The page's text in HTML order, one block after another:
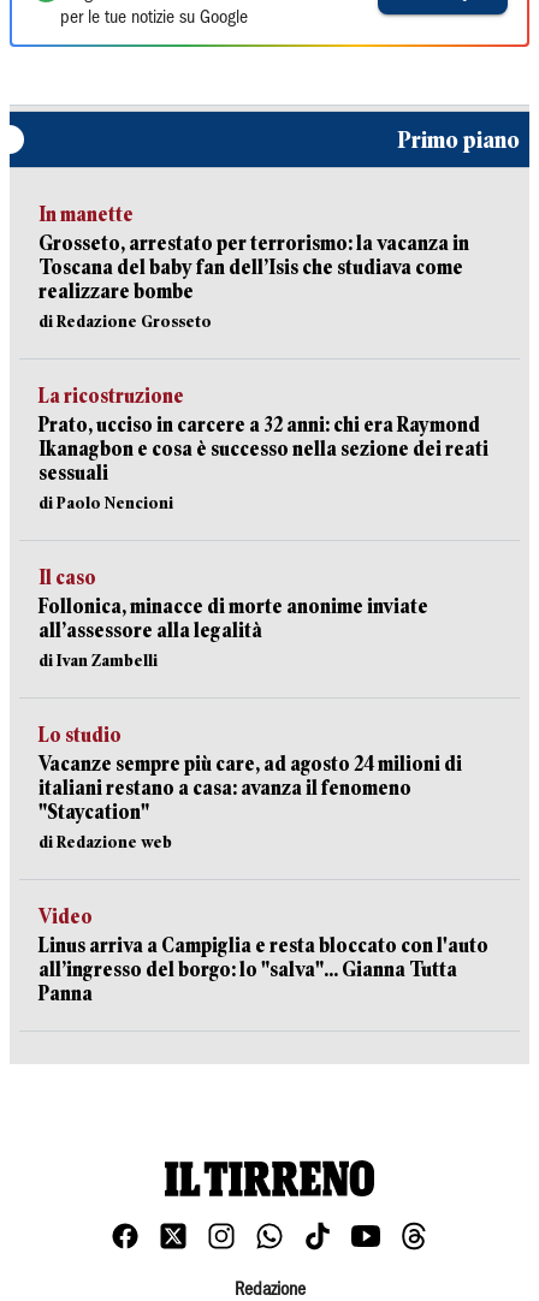
per le tue notizie su Google
Primo piano
In manette
Grosseto, arrestato per terrorismo: la vacanza in
Toscana del baby fan dell’Isis che studiava come
realizzare bombe
di Redazione Grosseto
La ricostruzione
Prato, ucciso in carcere a 32 anni: chi era Raymond
Ikanagbon e cosa è successo nella sezione dei reati
sessuali
di Paolo Nencioni
Il caso
Follonica, minacce di morte anonime inviate
all’assessore alla legalità
di Ivan Zambelli
Lo studio
Vacanze sempre più care, ad agosto 24 milioni di
italiani restano a casa: avanza il fenomeno
"Staycation"
di Redazione web
Video
Linus arriva a Campiglia e resta bloccato con l'auto
all’ingresso del borgo: lo "salva"... Gianna Tutta
Panna
Redazione